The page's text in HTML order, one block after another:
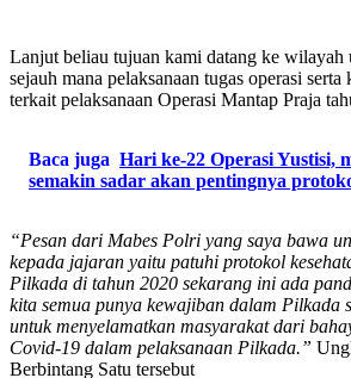
Lanjut beliau tujuan kami datang ke wilayah
sejauh mana pelaksanaan tugas operasi
terkait pelaksanaan Operasi Mantap Praja
Baca juga Hari ke-22 Operasi Yustisi,
semakin sadar akan pentingnya
“Pesan dari Mabes Polri yang saya bawa
kepada jajaran yaitu patuhi protokol
Pilkada di tahun 2020 sekarang ini ada
kita semua punya kewajiban dalam Pilkada
untuk menyelamatkan masyarakat dari
Covid-19 dalam pelaksanaan Pilkada.”
Berbintang Satu tersebut